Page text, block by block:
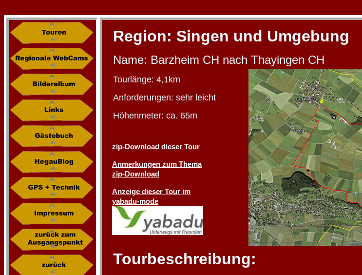
Region: Singen und Umgebung
Name: Barzheim CH nach Thayingen CH
Tourlänge: 4,1km
Anforderungen: sehr leicht
Höhenmeter: ca. 65m
Tourbeschreibung:
zip-Download dieser Tour
Anmerkungen zum Thema
zip-Download
Anzeige dieser Tour im
yabadu-mode